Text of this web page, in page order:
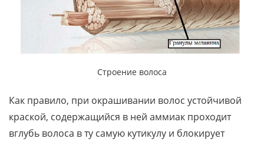
Строение волоса
Как правило, при окрашивании волос устойчивой
краской, содержащийся в ней аммиак проходит
вглубь волоса в ту самую кутикулу и блокирует